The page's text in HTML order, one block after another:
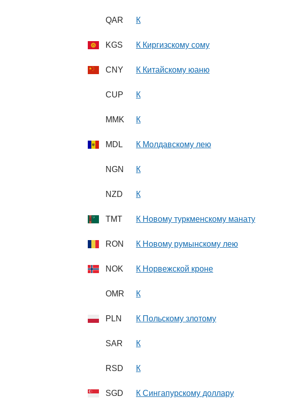
QAR К
KGS К Киргизскому сому
CNY К Китайскому юаню
CUP К
MMK К
MDL К Молдавскому лею
NGN К
NZD К
TMT К Новому туркменскому манату
RON К Новому румынскому лею
NOK К Норвежской кроне
OMR К
PLN К Польскому злотому
SAR К
RSD К
SGD К Сингапурскому доллару